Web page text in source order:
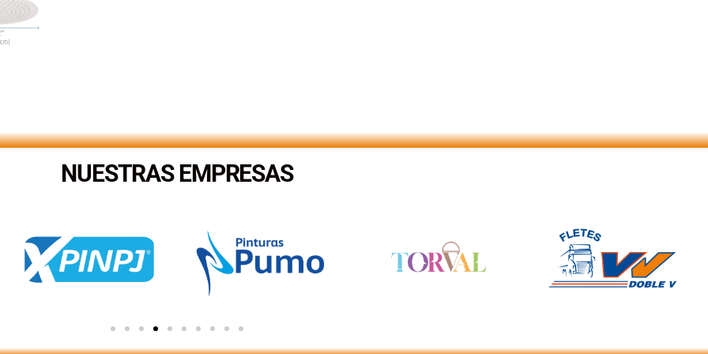
NUESTRAS EMPRESAS